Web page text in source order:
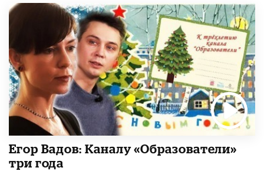
Егор Вадов: Каналу «Образователи»
три года